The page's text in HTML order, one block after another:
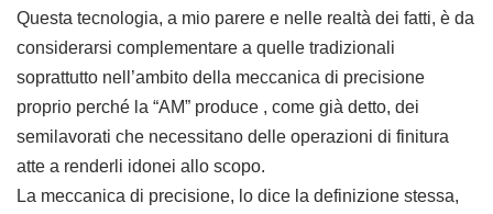
Questa tecnologia, a mio parere e nelle realtà dei fatti, è da
considerarsi complementare a quelle tradizionali
soprattutto nell’ambito della meccanica di precisione
proprio perché la “AM” produce , come già detto, dei
semilavorati che necessitano delle operazioni di finitura
atte a renderli idonei allo scopo.
La meccanica di precisione, lo dice la definizione stessa,